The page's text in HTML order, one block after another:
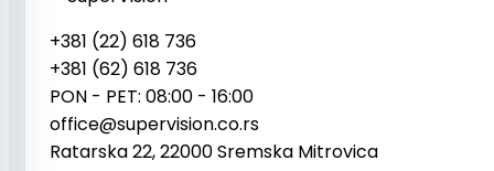
+381 (22) 618 736
+381 (62) 618 736
PON - PET: 08:00 - 16:00
office@supervision.co.rs
Ratarska 22, 22000 Sremska Mitrovica